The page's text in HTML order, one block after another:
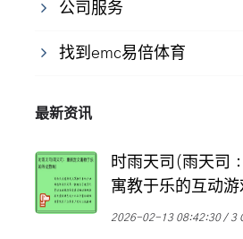
公司服务
找到emc易倍体育
最新资讯
时雨天司(雨天司
寓教于乐的互动游
2026-02-13 08:42:30 3